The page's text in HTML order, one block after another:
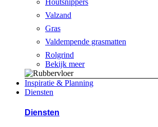
Houtsnippers
Valzand
Gras
Valdempende grasmatten
Rolgrind
Bekijk meer
Inspiratie & Planning
Diensten
Diensten